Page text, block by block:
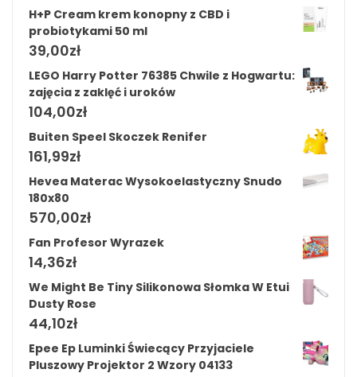
H+P Cream krem konopny z CBD i
probiotykami 50 ml
39,00zł
LEGO Harry Potter 76385 Chwile z Hogwartu:
zajęcia z zaklęć i uroków
104,00zł
Buiten Speel Skoczek Renifer
161,99zł
Hevea Materac Wysokoelastyczny Snudo
180x80
570,00zł
Fan Profesor Wyrazek
14,36zł
We Might Be Tiny Silikonowa Słomka W Etui
Dusty Rose
44,10zł
Epee Ep Luminki Świecący Przyjaciele
Pluszowy Projektor 2 Wzory 04133